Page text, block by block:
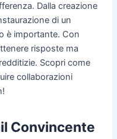
Dalla creazione
di un
è importante. Con
risposte ma
Scopri come
collaborazioni
Convincente